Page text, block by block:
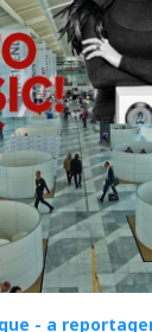
- a